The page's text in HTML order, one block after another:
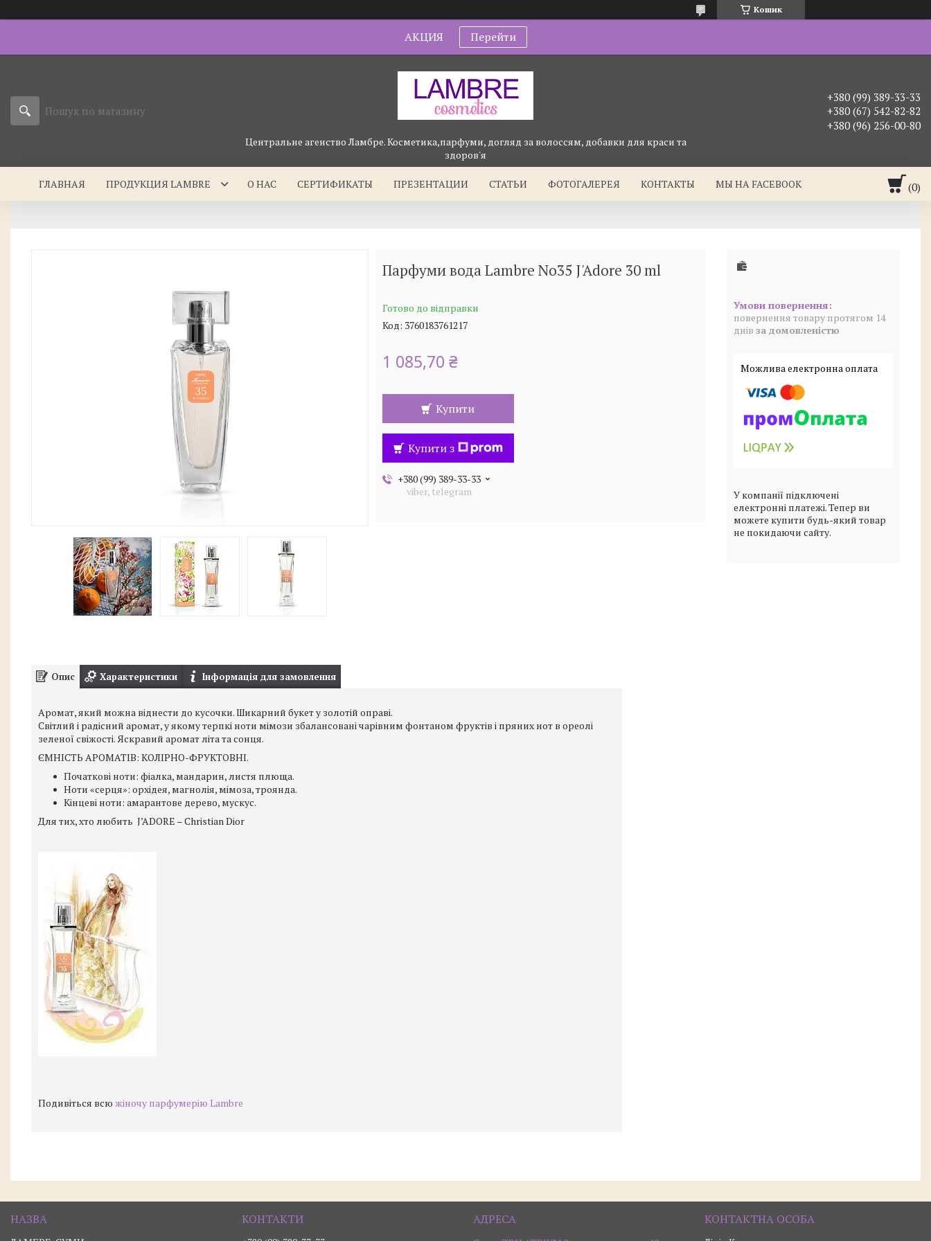
Кошик
АКЦИЯ Перейти
Центральне агенство Ламбре. Косметика,парфуми, догляд за волоссям, добавки для краси та
здоров'я
+380 (99) 389-33-33
+380 (67) 542-82-82
+380 (96) 256-00-80
ГЛАВНАЯ ПРОДУКЦИЯ LAMBRE О НАС СЕРТИФИКАТЫ ПРЕЗЕНТАЦИИ СТАТЬИ ФОТОГАЛЕРЕЯ КОНТАКТЫ МЫ НА FACEBOOK
Парфуми вода Lambre No35 J'Adore 30 ml
Готово до відправки
Код: 3760183761217
1 085,70 ₴
Купити
Купити з
+380 (99) 389-33-33
viber, telegram
повернення товару протягом 14
днів за домовленістю
У компанії підключені
електронні платежі. Тепер ви
можете купити будь-який товар
не покидаючи сайту.
Опис Характеристики Інформація для замовлення
Аромат, який можна віднести до кусочки. Шикарний букет у золотій оправі.
Світлий і радісний аромат, у якому терпкі ноти мімози збалансовані чарівним фонтаном фруктів і пряних нот в ореолі
зеленої свіжості. Яскравий аромат літа та сонця.
ЄМНІСТЬ АРОМАТІВ: КОЛІРНО-ФРУКТОВНІ.
Початкові ноти: фіалка, мандарин, листя плюща.
Ноти «серця»: орхідея, магнолія, мімоза, троянда.
Кінцеві ноти: амарантове дерево, мускус.
Для тих, хто любить J’ADORE – Christian Dior
Подивіться всю жіночу парфумерію Lambre